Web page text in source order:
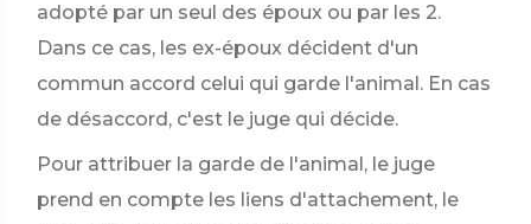
adopté par un seul des époux ou par les 2.
Dans ce cas, les ex-époux décident d'un
commun accord celui qui garde l'animal. En cas
de désaccord, c'est le juge qui décide.
Pour attribuer la garde de l'animal, le juge
prend en compte les liens d'attachement, le